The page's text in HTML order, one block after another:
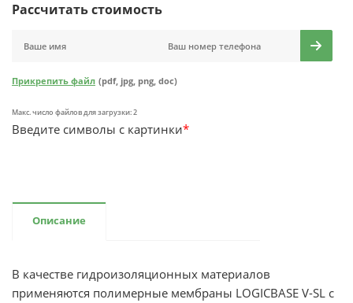
Рассчитать стоимость
Прикрепить файл (pdf, jpg, png, doc)
Макс. число файлов для загрузки: 2
Введите символы с картинки*
Описание
В качестве гидроизоляционных материалов
применяются полимерные мембраны LOGICBASE V-SL с